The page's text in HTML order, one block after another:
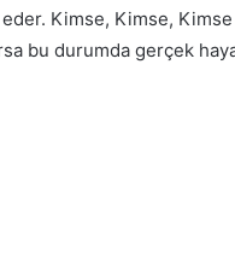
Kimse, Kimse,
bu durumda gerçek